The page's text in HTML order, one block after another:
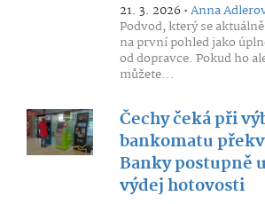
21. 3. 2026 •Anna
Podvod, který se
na první pohled jako
od dopravce. Pokud ho
můžete...
Čechy čeká při
bankomatu
Banky postupně
výdej hotovosti